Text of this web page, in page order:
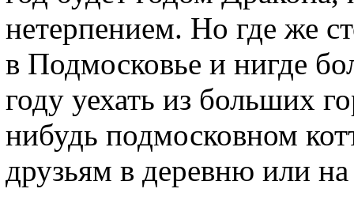
нетерпением. Но где же
в Подмосковье и нигде
году уехать из больших
нибудь подмосковном
друзьям в деревню или